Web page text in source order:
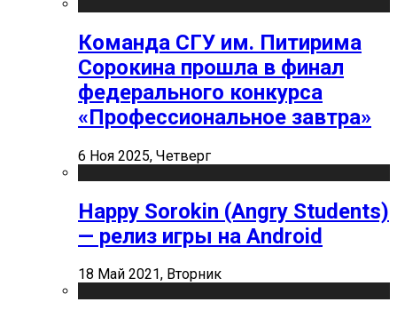
Команда СГУ им. Питирима
Сорокина прошла в финал
федерального конкурса
«Профессиональное завтра»
6 Ноя 2025, Четверг
Happy Sorokin (Angry Students)
— релиз игры на Android
18 Май 2021, Вторник